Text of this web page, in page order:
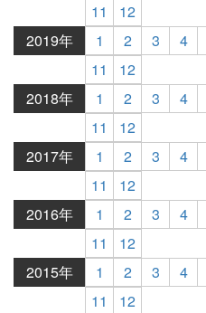
11
12
2019年
1 2 3 4
11
12
2018年
1 2 3 4
11
12
2017年
1 2 3 4
11
12
2016年
1 2 3 4
11
12
2015年
1 2 3 4
11
12